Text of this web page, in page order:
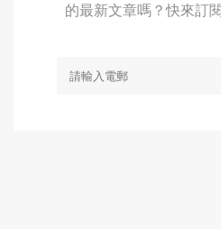
的最新文章嗎？快來訂